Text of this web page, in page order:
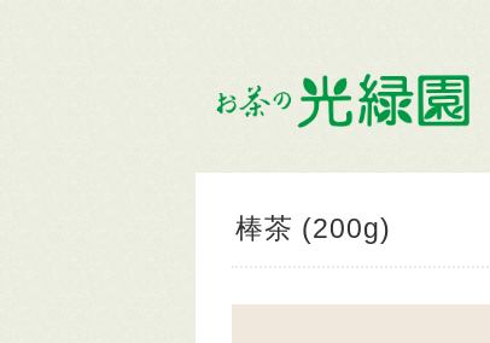
棒茶 (200g)